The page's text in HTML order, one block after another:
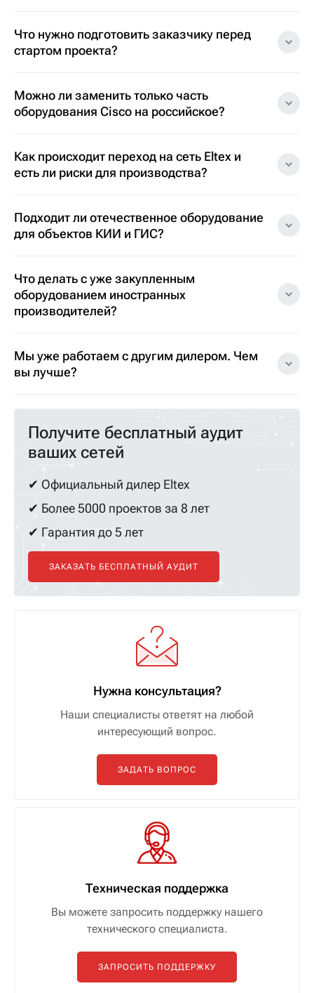
Что нужно подготовить заказчику перед
стартом проекта?
Можно ли заменить только часть
оборудования Cisco на российское?
Как происходит переход на сеть Eltex и
есть ли риски для производства?
Подходит ли отечественное оборудование
для объектов КИИ и ГИС?
Что делать с уже закупленным
оборудованием иностранных
производителей?
Мы уже работаем с другим дилером. Чем
вы лучше?
Получите бесплатный аудит
ваших сетей
✔ Официальный дилер Eltex
✔ Более 5000 проектов за 8 лет
✔ Гарантия до 5 лет
ЗАКАЗАТЬ БЕСПЛАТНЫЙ АУДИТ
Нужна консультация?
Наши специалисты ответят на любой
интересующий вопрос.
ЗАДАТЬ ВОПРОС
Техническая поддержка
Вы можете запросить поддержку нашего
технического специалиста.
ЗАПРОСИТЬ ПОДДЕРЖКУ